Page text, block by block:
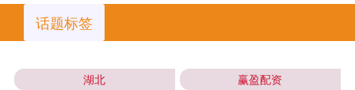
话题标签
湖北 赢盈配资